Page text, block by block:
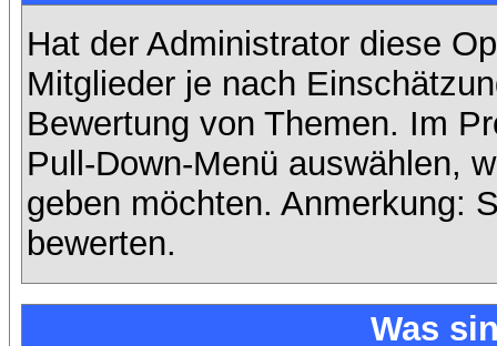
Hat der Administrator diese
Mitglieder je nach
Bewertung von Themen. Im
Pull-Down-Menü auswählen,
geben möchten. Anmerkung:
bewerten.
Was